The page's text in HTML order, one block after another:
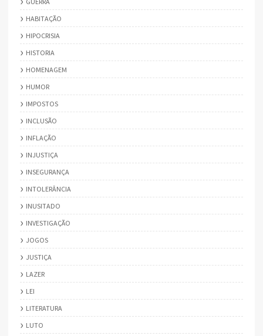
HABITAÇÃO
HIPOCRISIA
HISTORIA
HOMENAGEM
HUMOR
IMPOSTOS
INCLUSÃO
INFLAÇÃO
INJUSTIÇA
INSEGURANÇA
INTOLERÂNCIA
INUSITADO
INVESTIGAÇÃO
JOGOS
JUSTIÇA
LAZER
LEI
LITERATURA
LUTO